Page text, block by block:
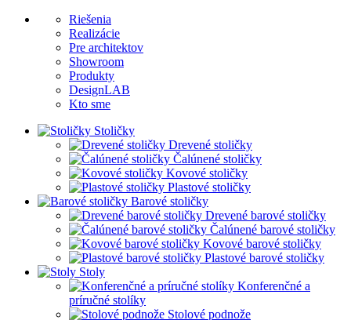
Riešenia
Realizácie
Pre architektov
Showroom
Produkty
DesignLAB
Kto sme
Stoličky
Drevené stoličky
Čalúnené stoličky
Kovové stoličky
Plastové stoličky
Barové stoličky
Drevené barové stoličky
Čalúnené barové stoličky
Kovové barové stoličky
Plastové barové stoličky
Stoly
Konferenčné a
príručné stolíky
Stolové podnože